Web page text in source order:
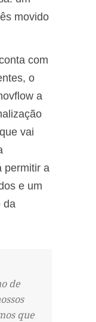
movido
com
o
a
vai
permitir a
e um
da
de
que